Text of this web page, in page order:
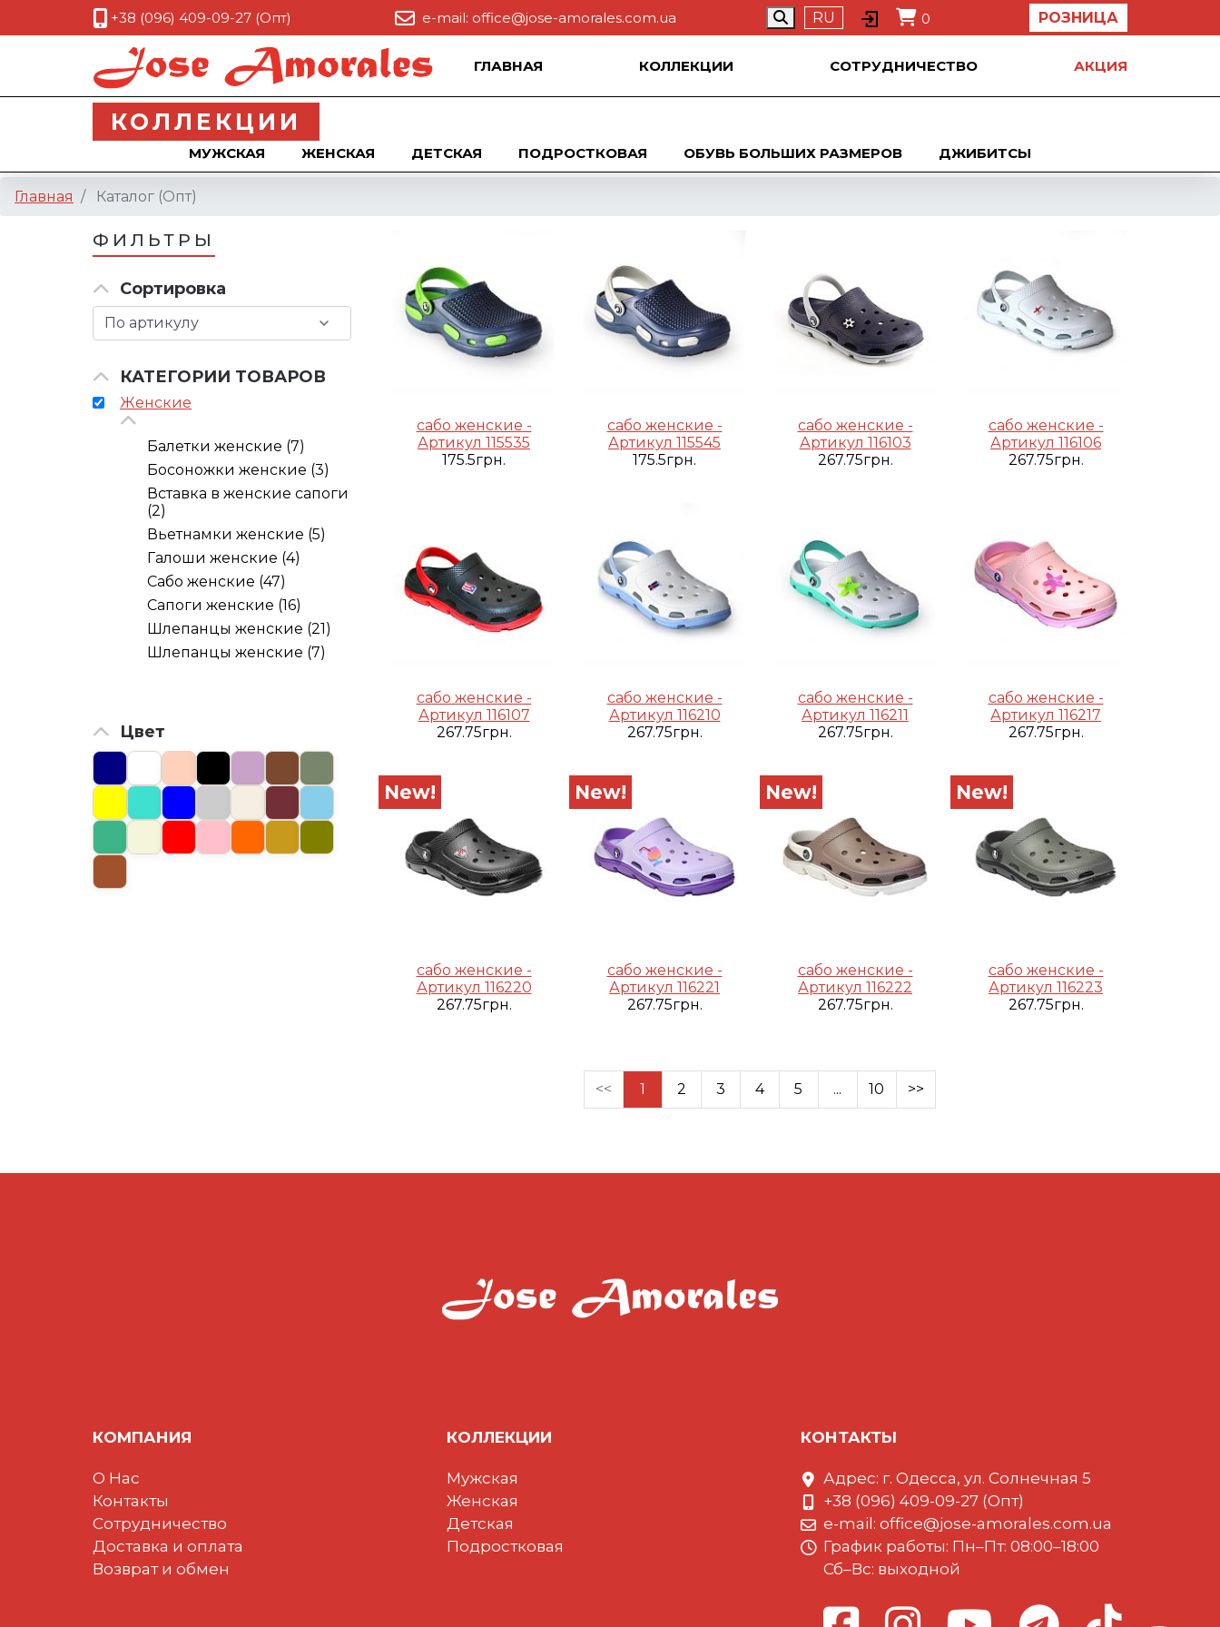
+38 (096) 409-09-27 (Опт) e-mail: office@jose-amorales.com.ua RU 0 РОЗНИЦА
ГЛАВНАЯ КОЛЛЕКЦИИ СОТРУДНИЧЕСТВО АКЦИЯ
КОЛЛЕКЦИИ
МУЖСКАЯ ЖЕНСКАЯ ДЕТСКАЯ ПОДРОСТКОВАЯ ОБУВЬ БОЛЬШИХ РАЗМЕРОВ ДЖИБИТСЫ
Главная Каталог (Опт)
ФИЛЬТРЫ
Сортировка
КАТЕГОРИИ ТОВАРОВ
Женские
Балетки женские (7)
Босоножки женские (3)
Вставка в женские сапоги
(2)
Вьетнамки женские (5)
Галоши женские (4)
Сабо женские (47)
Сапоги женские (16)
Шлепанцы женские (21)
Шлепанцы женские (7)
Цвет
сабо женские -
Артикул 115535
175.5грн.
сабо женские -
Артикул 115545
175.5грн.
сабо женские -
Артикул 116103
267.75грн.
сабо женские -
Артикул 116106
267.75грн.
сабо женские -
Артикул 116107
267.75грн.
сабо женские -
Артикул 116210
267.75грн.
сабо женские -
Артикул 116211
267.75грн.
сабо женские -
Артикул 116217
267.75грн.
New!
сабо женские -
Артикул 116220
267.75грн.
New!
сабо женские -
Артикул 116221
267.75грн.
New!
сабо женские -
Артикул 116222
267.75грн.
New!
сабо женские -
Артикул 116223
267.75грн.
<< 1 2 3 4 5 ... 10 >>
КОМПАНИЯ
О Нас
Контакты
Сотрудничество
Доставка и оплата
Возврат и обмен
КОЛЛЕКЦИИ
Мужская
Женская
Детская
Подростковая
КОНТАКТЫ
Адрес: г. Одесса, ул. Солнечная 5
+38 (096) 409-09-27 (Опт)
e-mail: office@jose-amorales.com.ua
График работы: Пн–Пт: 08:00–18:00
Сб–Вс: выходной